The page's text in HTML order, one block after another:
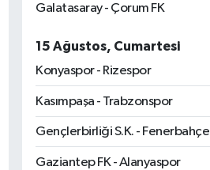
Galatasaray - Çorum FK
15 Ağustos, Cumartesi
Konyaspor - Rizespor
Kasımpaşa - Trabzonspor
Gençlerbirliği S.K. - Fenerbahçe
Gaziantep FK - Alanyaspor